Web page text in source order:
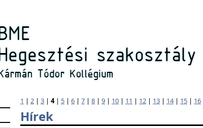
1 | 2 | 3 | 4| 5 | 6 | 7 | 8 | 9 | 10 | 11 | 12 | 13 | 14| 15 | 16
Hírek